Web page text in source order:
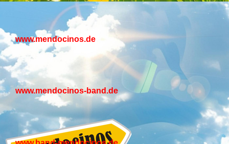
www.mendocinos.de
www.mendocinos-band.de